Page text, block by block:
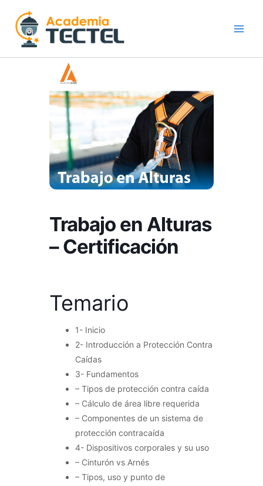
contenido
Trabajo en Alturas
– Certificación
Temario
1- Inicio
2- Introducción a Protección Contra
Caídas
3- Fundamentos
– Tipos de protección contra caída
– Cálculo de área libre requerida
– Componentes de un sistema de
protección contracaída
4- Dispositivos corporales y su uso
– Cinturón vs Arnés
– Tipos, uso y punto de